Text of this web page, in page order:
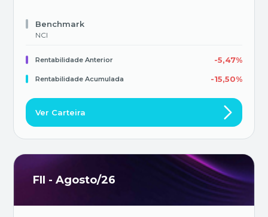
Benchmark
NCI
Rentabilidade Anterior -5,47%
Rentabilidade Acumulada -15,50%
Ver Carteira
FII - Agosto/26